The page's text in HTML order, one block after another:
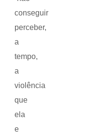
conseguir
perceber,
a
tempo,
a
violência
que
ela
e